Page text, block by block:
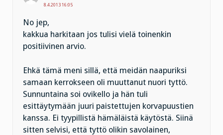
8.4.2013 16:05
No jep,
kakkua harkitaan jos tulisi vielä toinenkin
positiivinen arvio.
Ehkä tämä meni sillä, että meidän naapuriksi
samaan kerrokseen oli muuttanut nuori tyttö.
Sunnuntaina soi ovikello ja hän tuli
esittäytymään juuri paistettujen korvapuustien
kanssa. Ei tyypillistä hämäläistä käytöstä. Siinä
sitten selvisi, että tyttö olikin savolainen,